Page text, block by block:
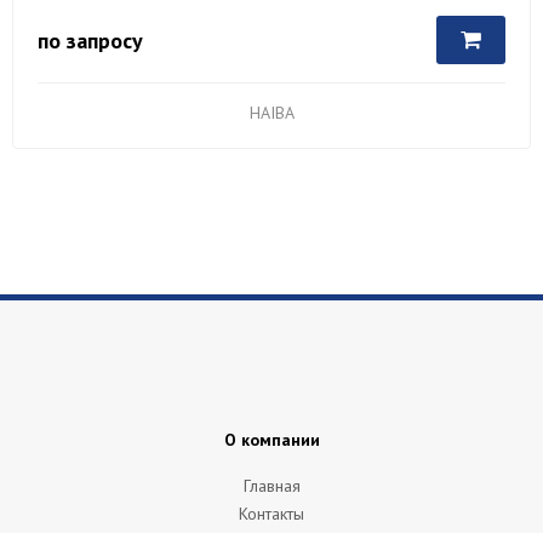
по запросу
HAIBA
О компании
Главная
Контакты